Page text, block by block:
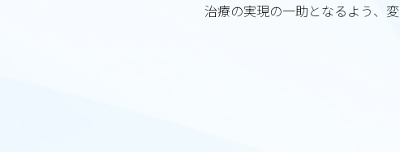
治療の実現の一助となるよう、